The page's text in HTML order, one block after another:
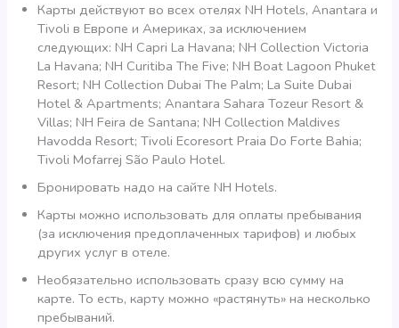
Карты действуют во всех отелях NH Hotels, Anantara и
Tivoli в Европе и Америках, за исключением
следующих: NH Capri La Havana; NH Collection Victoria
La Havana; NH Curitiba The Five; NH Boat Lagoon Phuket
Resort; NH Collection Dubai The Palm; La Suite Dubai
Hotel & Apartments; Anantara Sahara Tozeur Resort &
Villas; NH Feira de Santana; NH Collection Maldives
Havodda Resort; Tivoli Ecoresort Praia Do Forte Bahia;
Tivoli Mofarrej São Paulo Hotel.
Бронировать надо на сайте NH Hotels.
Карты можно использовать для оплаты пребывания
(за исключения предоплаченных тарифов) и любых
других услуг в отеле.
Необязательно использовать сразу всю сумму на
карте. То есть, карту можно «растянуть» на несколько
пребываний.